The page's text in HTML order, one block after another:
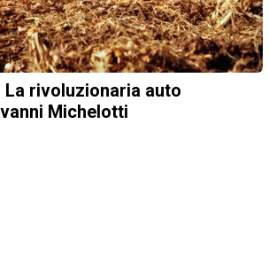
La rivoluzionaria auto
Michelotti